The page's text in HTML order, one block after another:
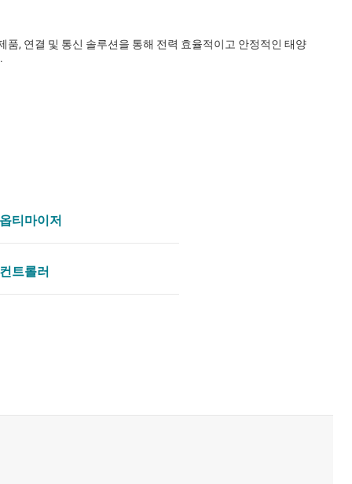
, 연결 및 통신 솔루션을 통해 전력 효율적이고 안정적인 태양
티마이저
트롤러